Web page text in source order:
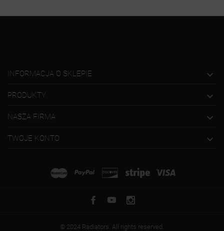
INFORMACJA O SKLEPIE 
PRODUKTY 
NASZA FIRMA 
TWOJE KONTO 
© 2024 Radiators. All rights reserved.